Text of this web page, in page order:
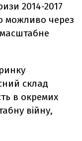
2014-2017
можливо через
склад
в окремих
війну,